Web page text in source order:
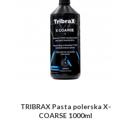
TRIBRAX Pasta polerska X-
COARSE 1000ml